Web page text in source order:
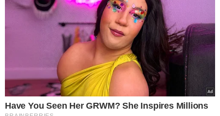
‘’Quer falar do meu caráter, tu não me conhece, não sabe
de onde eu vim e pelo que passei, não sabe do meu dia a
dia, não sabe de nada. Quer falar dos meus filhos, não
estou entendendo. Nunca falei dos seus filhos e sempre
os tratei muito bem e por sinal me adoram. Agora você
não pode falar da minha criação, das minhas crias. Isso
você não pode falar’’, completou.